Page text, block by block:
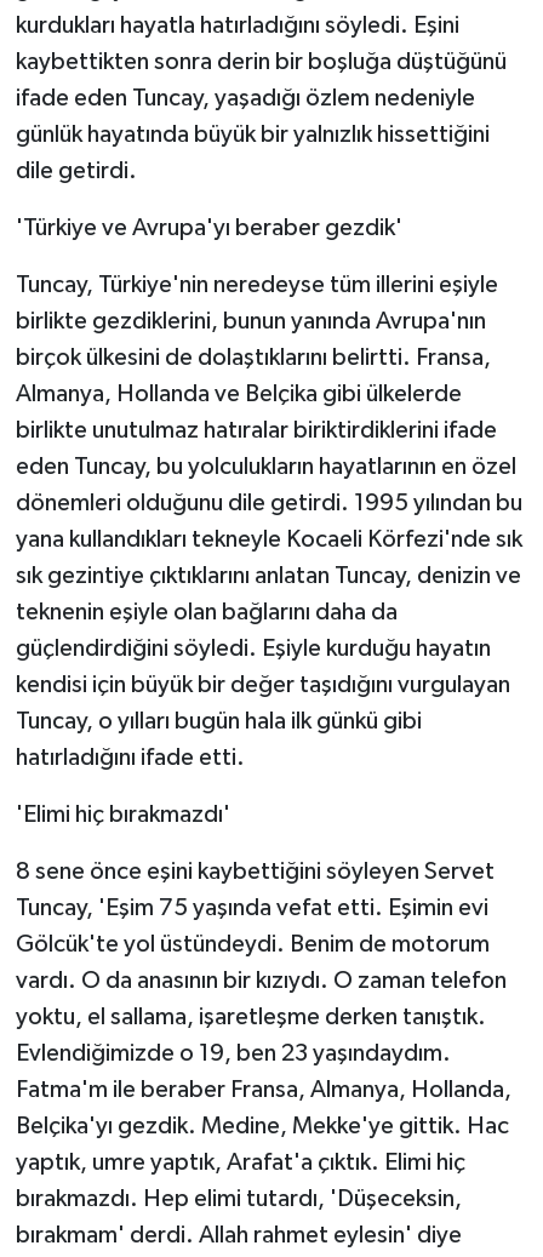
kurdukları hayatla hatırladığını söyledi. Eşini
kaybettikten sonra derin bir boşluğa düştüğünü
ifade eden Tuncay, yaşadığı özlem nedeniyle
günlük hayatında büyük bir yalnızlık hissettiğini
dile getirdi.
'Türkiye ve Avrupa'yı beraber gezdik'
Tuncay, Türkiye'nin neredeyse tüm illerini eşiyle
birlikte gezdiklerini, bunun yanında Avrupa'nın
birçok ülkesini de dolaştıklarını belirtti. Fransa,
Almanya, Hollanda ve Belçika gibi ülkelerde
birlikte unutulmaz hatıralar biriktirdiklerini ifade
eden Tuncay, bu yolculukların hayatlarının en özel
dönemleri olduğunu dile getirdi. 1995 yılından bu
yana kullandıkları tekneyle Kocaeli Körfezi'nde sık
sık gezintiye çıktıklarını anlatan Tuncay, denizin ve
teknenin eşiyle olan bağlarını daha da
güçlendirdiğini söyledi. Eşiyle kurduğu hayatın
kendisi için büyük bir değer taşıdığını vurgulayan
Tuncay, o yılları bugün hala ilk günkü gibi
hatırladığını ifade etti.
'Elimi hiç bırakmazdı'
8 sene önce eşini kaybettiğini söyleyen Servet
Tuncay, 'Eşim 75 yaşında vefat etti. Eşimin evi
Gölcük'te yol üstündeydi. Benim de motorum
vardı. O da anasının bir kızıydı. O zaman telefon
yoktu, el sallama, işaretleşme derken tanıştık.
Evlendiğimizde o 19, ben 23 yaşındaydım.
Fatma'm ile beraber Fransa, Almanya, Hollanda,
Belçika'yı gezdik. Medine, Mekke'ye gittik. Hac
yaptık, umre yaptık, Arafat'a çıktık. Elimi hiç
bırakmazdı. Hep elimi tutardı, 'Düşeceksin,
bırakmam' derdi. Allah rahmet eylesin' diye